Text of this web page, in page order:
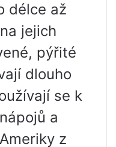
délce až
jejich
pýřité
dlouho
se k
a
z